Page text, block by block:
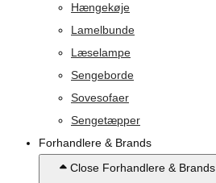
Hængekøje
Lamelbunde
Læselampe
Sengeborde
Sovesofaer
Sengetæpper
Forhandlere & Brands
Close Forhandlere & Brands